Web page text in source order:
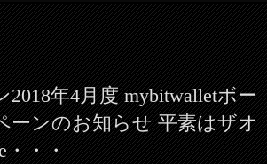
年4月度 mybitwalletボー
ーンのお知らせ 平素はザオ
・・・